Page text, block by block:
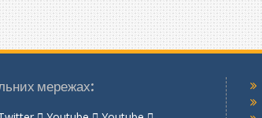
мережах: